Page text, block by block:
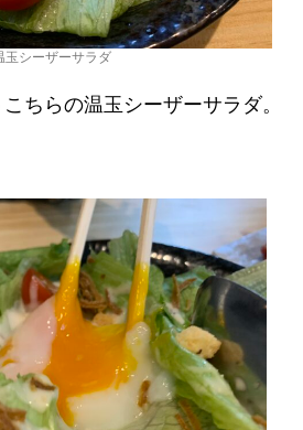
玉シーザーサラダ
ちらの温玉シーザーサラダ。